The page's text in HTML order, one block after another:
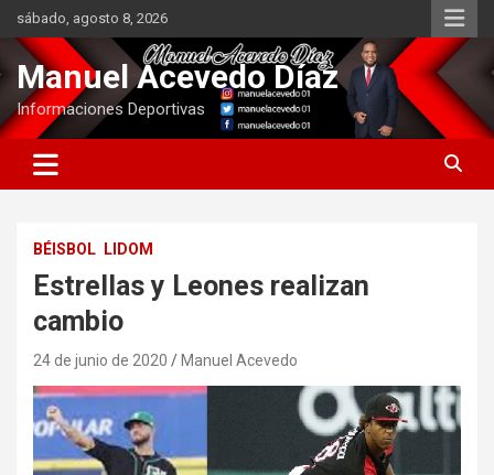
Saltar
contenido
sábado, agosto 8, 2026
Manuel Acevedo Díaz
Informaciones Deportivas
BÉISBOL LIDOM
Estrellas y Leones realizan
cambio
24 de junio de 2020 Manuel Acevedo